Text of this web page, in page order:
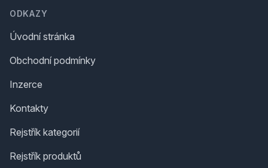
ODKAZY
Úvodní stránka
Obchodní podmínky
Inzerce
Kontakty
Rejstřík kategorií
Rejstřík produktů